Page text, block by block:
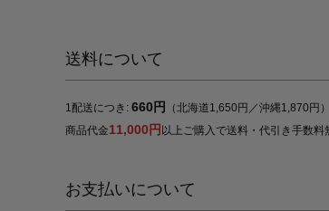
送料について
1配送につき: 660円
（北海道1,650円／沖縄1,870円）
商品代金11,000円 以上ご購入で送料・代引き手数料
お支払いについて